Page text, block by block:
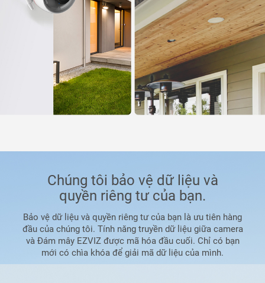
Chúng tôi bảo vệ dữ liệu và
quyền riêng tư của bạn.
Bảo vệ dữ liệu và quyền riêng tư của bạn là ưu tiên hàng
đầu của chúng tôi. Tính năng truyền dữ liệu giữa camera
và Đám mây EZVIZ được mã hóa đầu cuối. Chỉ có bạn
mới có chìa khóa để giải mã dữ liệu của mình.